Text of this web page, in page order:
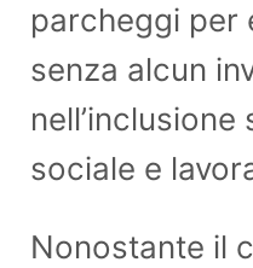
parcheggi per
senza alcun
sociale e
Nonostante il